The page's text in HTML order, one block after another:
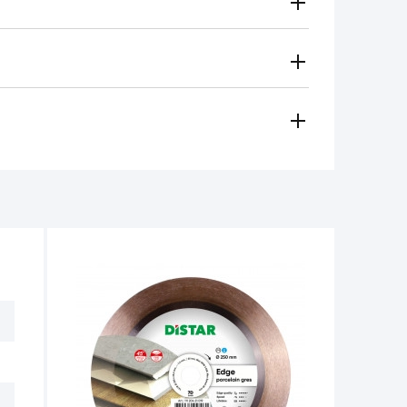
Secondo le tariffe del vettore
contanti)
ci sono tracce d'uso.